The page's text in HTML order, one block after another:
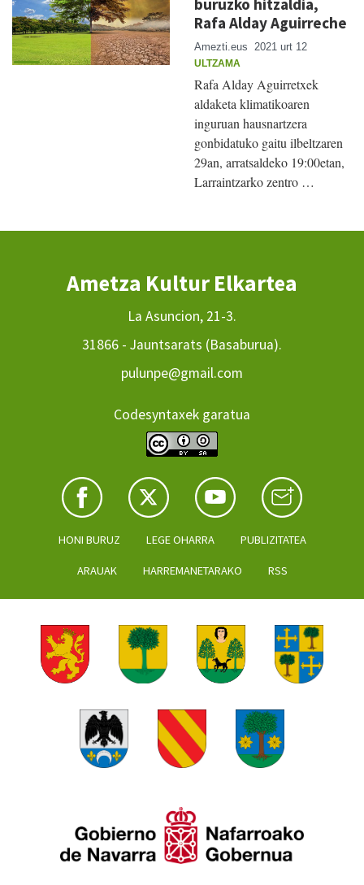
buruzko hitzaldia,
Rafa Alday Aguirreche
Amezti.eus 2021 urt 12
ULTZAMA
Rafa Alday Aguirretxek
aldaketa klimatikoaren
inguruan hausnartzera
gonbidatuko gaitu ilbeltzaren
29an, arratsaldeko 19:00etan,
Larraintzarko zentro …
Ametza Kultur Elkartea
La Asuncion, 21-3.
31866 - Jauntsarats (Basaburua).
pulunpe@gmail.com
Codesyntaxek garatua
HONI BURUZ LEGE OHARRA PUBLIZITATEA
ARAUAK HARREMANETARAKO RSS